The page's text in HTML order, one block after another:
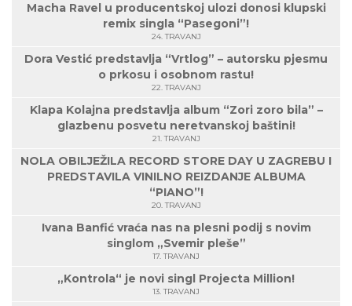
Macha Ravel u producentskoj ulozi donosi klupski
remix singla “Pasegoni”!
24. TRAVANJ
Dora Vestić predstavlja “Vrtlog” – autorsku pjesmu
o prkosu i osobnom rastu!
22. TRAVANJ
Klapa Kolajna predstavlja album “Zori zoro bila” –
glazbenu posvetu neretvanskoj baštini!
21. TRAVANJ
NOLA OBILJEŽILA RECORD STORE DAY U ZAGREBU I
PREDSTAVILA VINILNO REIZDANJE ALBUMA
“PIANO”!
20. TRAVANJ
Ivana Banfić vraća nas na plesni podij s novim
singlom „Svemir pleše”
17. TRAVANJ
„Kontrola“ je novi singl Projecta Million!
13. TRAVANJ